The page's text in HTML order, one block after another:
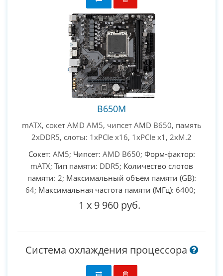
B650M
mATX, сокет AMD AM5, чипсет AMD B650, память
2xDDR5, слоты: 1xPCIe x16, 1xPCIe x1, 2xM.2
Сокет: AM5; Чипсет: AMD B650; Форм-фактор:
mATX; Тип памяти: DDR5; Количество слотов
памяти: 2; Максимальный объём памяти (GB):
64; Максимальная частота памяти (МГц): 6400;
1 x 9 960 руб.
Система охлаждения процессора